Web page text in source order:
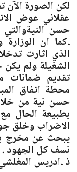
لكن الصورة الآن
عقلاني عوض
حسن
.كما ان الوزارة
الذي اثارت
الشغيلة ولم
تقديم
محطة اتفاق
حسن نية من
بطبيعة الحال
الاضراب وخلق
يبحث عن مخرج
نسف كل الجهود .
ذ .ادريس